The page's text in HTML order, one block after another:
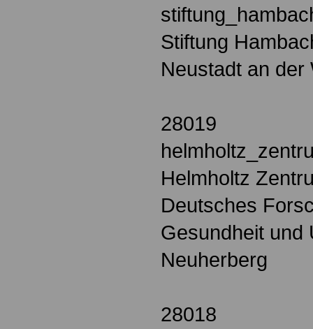
Stiftung
Neustadt an der
28019
Helmholtz
Deutsches
Gesundheit und
Neuherberg
28018